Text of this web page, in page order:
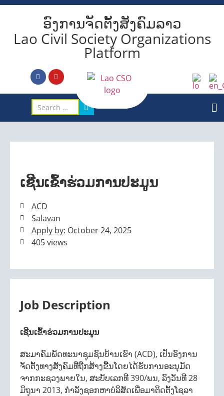
ອົງການຈັດຕັ້ງສັງຄົມລາວ
Lao Civil Society Organizations
Platform
ເຊີນເຂົ້າຮ່ວມການປະມູນ
ACD
Salavan
Apply by: October 24, 2025
405 views
Job Description
ເຊີນເຂົ້າຮ່ວມການປະມູນ
ສະມາຄົມພັດທະນາຊຸມຊົນບ້ານເຮົາ (ACD), ເປັນອົງການ
ຈັດຕັ້ງທາງສັງຄົມທີ່ຖືກສ້າງຂື້ນໂດຍໄດ້ຮັບການອະນຸມັດ
ຈາກກະຊວງພາຍໃນ, ສະບັບເລກທີ 390/ພນ, ລົງວັນທີ 28
ມິຖຸນາ 2013, ກຳລັງຊອກຫາບໍລິສັດເພື່ອມາຕິດຕັ້ງໂຊລາ